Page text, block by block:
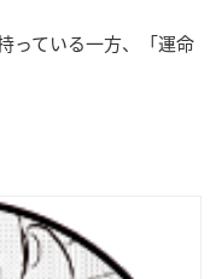
っている一方、「運命